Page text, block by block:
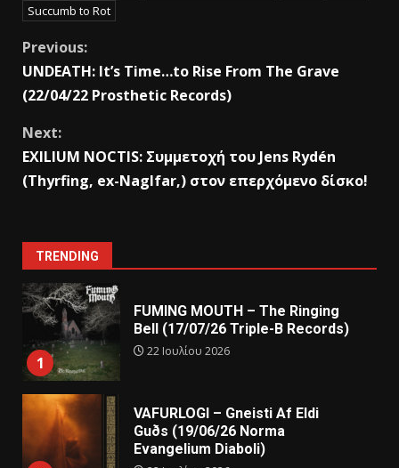
Succumb to Rot
Previous:
UNDEATH: It’s Time…to Rise From The Grave
(22/04/22 Prosthetic Records)
Next:
EXILIUM NOCTIS: Συμμετοχή του Jens Rydén
(Thyrfing, ex-Naglfar,) στον επερχόμενο δίσκο!
TRENDING
1
FUMING MOUTH – The Ringing
Bell (17/07/26 Triple-B Records)
22 Ιουλίου 2026
VAFURLOGI – Gneisti Af Eldi
Guðs (19/06/26 Norma
Evangelium Diaboli)